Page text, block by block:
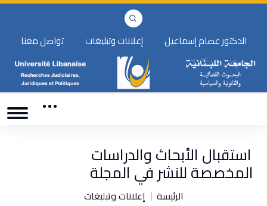
الدكتور عصام إسماعيل إعلانات وتبليغات تواصل معنا
استقبال الأبحاث والدراسات
المخصصة للنشر في المجلة
الرئيسة إعلانات وتبليغات